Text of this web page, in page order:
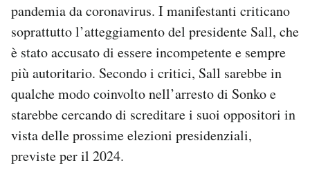
pandemia da coronavirus. I manifestanti criticano
soprattutto l’atteggiamento del presidente Sall, che
è stato accusato di essere incompetente e sempre
più autoritario. Secondo i critici, Sall sarebbe in
qualche modo coinvolto nell’arresto di Sonko e
starebbe cercando di screditare i suoi oppositori in
vista delle prossime elezioni presidenziali,
previste per il 2024.